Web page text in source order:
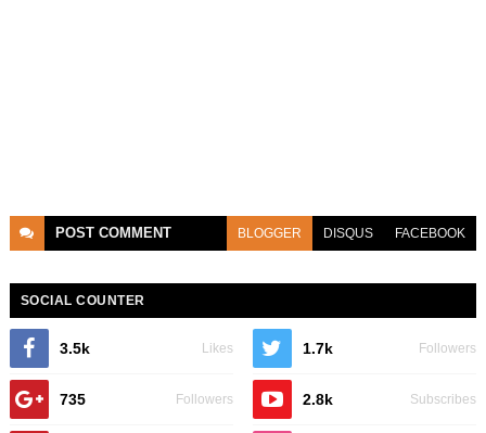
POST COMMENT BLOGGER DISQUS FACEBOOK
SOCIAL COUNTER
3.5k Likes 1.7k Followers
735 Followers 2.8k Subscribes